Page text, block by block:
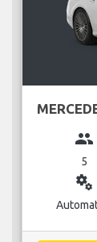
group
5
miscellaneous_services